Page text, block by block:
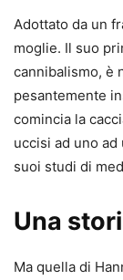
Adottato da un
moglie. Il suo
cannibalismo, è
pesantemente
comincia la
uccisi ad uno
suoi studi di
Una
Ma quella di